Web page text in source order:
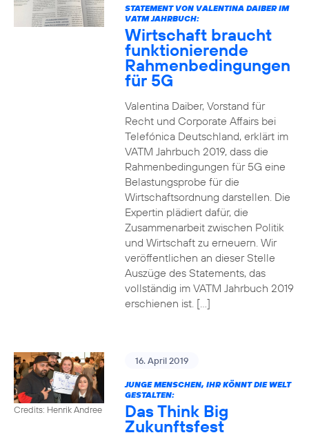
STATEMENT VON VALENTINA DAIBER IM
VATM JAHRBUCH:
Wirtschaft braucht
funktionierende
Rahmenbedingungen
für 5G
Valentina Daiber, Vorstand für
Recht und Corporate Affairs bei
Telefónica Deutschland, erklärt im
VATM Jahrbuch 2019, dass die
Rahmenbedingungen für 5G eine
Belastungsprobe für die
Wirtschaftsordnung darstellen. Die
Expertin plädiert dafür, die
Zusammenarbeit zwischen Politik
und Wirtschaft zu erneuern. Wir
veröffentlichen an dieser Stelle
Auszüge des Statements, das
vollständig im VATM Jahrbuch 2019
erschienen ist. […]
Credits: Henrik Andree
16. April 2019
JUNGE MENSCHEN, IHR KÖNNT DIE WELT
GESTALTEN:
Das Think Big
Zukunftsfest